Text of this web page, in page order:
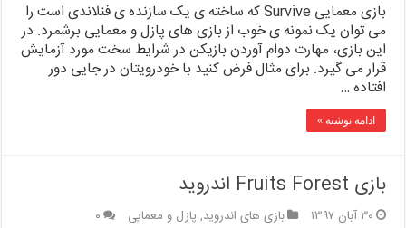
بازی معمایی Survive که ساخته ی یک سازنده ی فنلاندی است را
می توان یک نمونه ی خوب از بازی های پازل و معمایی برشمرد. در
این بازی، مهارت دوام آوردن بازیکن در شرایط سخت مورد آزمایش
قرار می گیرد. برای مثال فرض کنید با خودرویتان در جایی دور
افتاده …
ادامه نوشته »
بازی Fruits Forest اندروید
۳۰ آبان ۱۳۹۷ بازی های اندروید, پازل و معمایی ۰